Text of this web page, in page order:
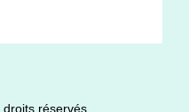
réservés.